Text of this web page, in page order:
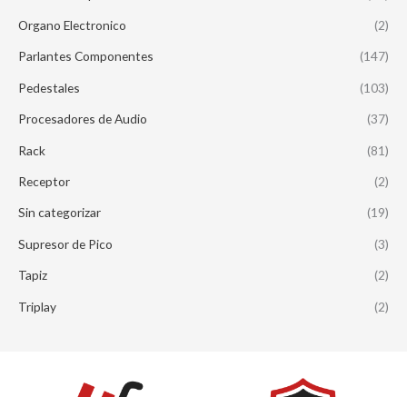
Organo Electronico (2)
Parlantes Componentes (147)
Pedestales (103)
Procesadores de Audio (37)
Rack (81)
Receptor (2)
Sin categorizar (19)
Supresor de Pico (3)
Tapiz (2)
Triplay (2)